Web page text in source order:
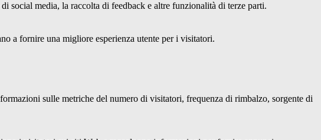
social media, la raccolta di feedback e altre funzionalità di terze parti.
a fornire una migliore esperienza utente per i visitatori.
sulle metriche del numero di visitatori, frequenza di rimbalzo, sorgente di